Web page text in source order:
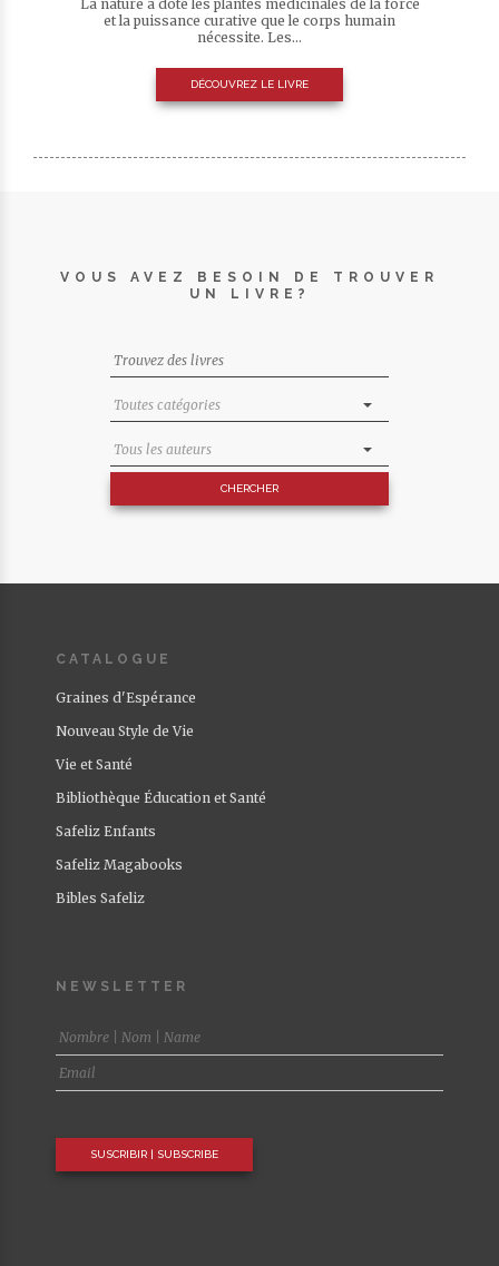
La nature a doté les plantes médicinales de la force
et la puissance curative que le corps humain
nécessite. Les...
DÉCOUVREZ LE LIVRE
VOUS AVEZ BESOIN DE TROUVER
UN LIVRE?
CATALOGUE
Graines d'Espérance
Nouveau Style de Vie
Vie et Santé
Bibliothèque Éducation et Santé
Safeliz Enfants
Safeliz Magabooks
Bibles Safeliz
NEWSLETTER